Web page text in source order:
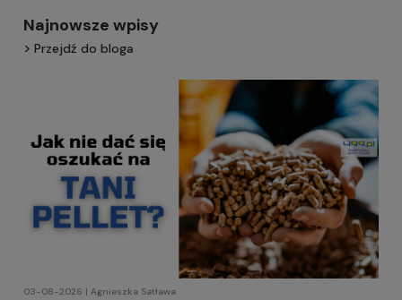
Najnowsze wpisy
Przejdź do bloga
03-08-2026 | Agnieszka Satława